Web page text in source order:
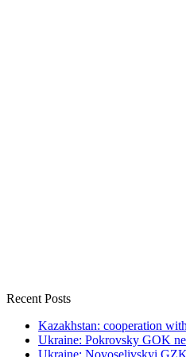
Recent Posts
Kazakhstan: cooperation
Ukraine: Pokrovsky GOK
Ukraine: Novoselivskyi